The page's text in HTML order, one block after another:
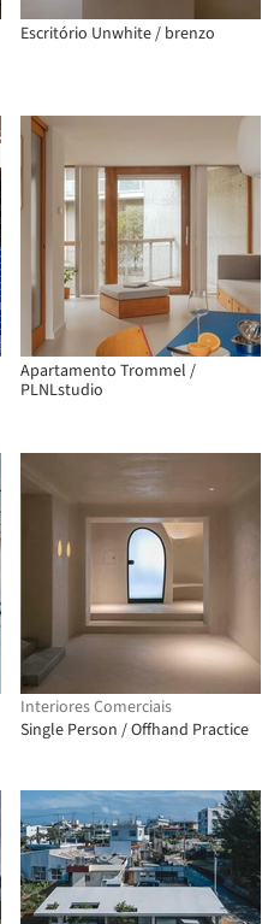
Escritório Unwhite / brenzo
Apartamento Trommel /
PLNLstudio
Interiores Comerciais
Single Person / Offhand Practice